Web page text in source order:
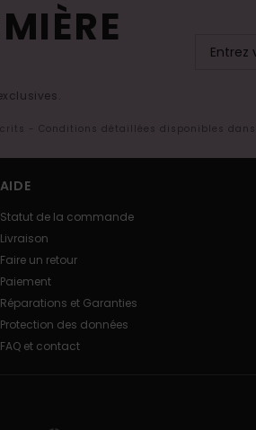
- Conditions détaillées disponibles
AIDE
Statut de la commande
Livraison
Faire un retour
Paiement
Réparations et Garanties
Protection des données
FAQ et contact